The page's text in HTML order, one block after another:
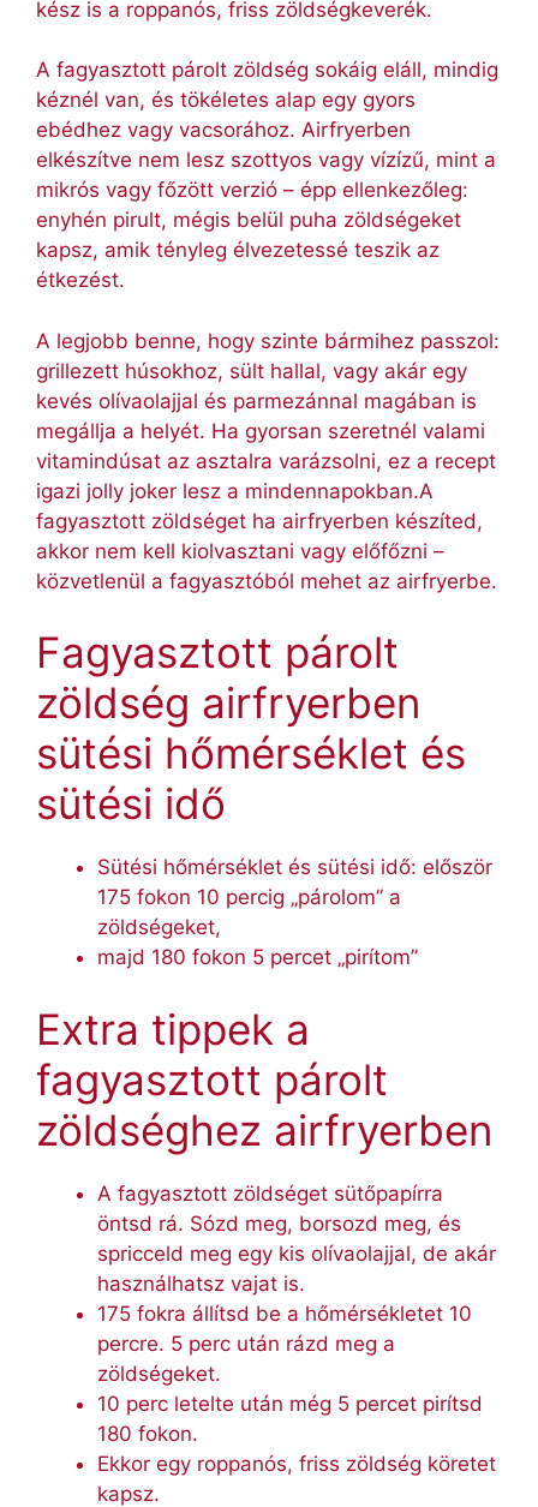
kész is a roppanós, friss zöldségkeverék.
A fagyasztott párolt zöldség sokáig eláll, mindig
kéznél van, és tökéletes alap egy gyors
ebédhez vagy vacsorához. Airfryerben
elkészítve nem lesz szottyos vagy vízízű, mint a
mikrós vagy főzött verzió – épp ellenkezőleg:
enyhén pirult, mégis belül puha zöldségeket
kapsz, amik tényleg élvezetessé teszik az
étkezést.
A legjobb benne, hogy szinte bármihez passzol:
grillezett húsokhoz, sült hallal, vagy akár egy
kevés olívaolajjal és parmezánnal magában is
megállja a helyét. Ha gyorsan szeretnél valami
vitamindúsat az asztalra varázsolni, ez a recept
igazi jolly joker lesz a mindennapokban.A
fagyasztott zöldséget ha airfryerben készíted,
akkor nem kell kiolvasztani vagy előfőzni –
közvetlenül a fagyasztóból mehet az airfryerbe.
Fagyasztott párolt
zöldség airfryerben
sütési hőmérséklet és
sütési idő
Sütési hőmérséklet és sütési idő: először
175 fokon 10 percig „párolom” a
zöldségeket,
majd 180 fokon 5 percet „pirítom”
Extra tippek a
fagyasztott párolt
zöldséghez airfryerben
A fagyasztott zöldséget sütőpapírra
öntsd rá. Sózd meg, borsozd meg, és
spricceld meg egy kis olívaolajjal, de akár
használhatsz vajat is.
175 fokra állítsd be a hőmérsékletet 10
percre. 5 perc után rázd meg a
zöldségeket.
10 perc letelte után még 5 percet pirítsd
180 fokon.
Ekkor egy roppanós, friss zöldség köretet
kapsz.